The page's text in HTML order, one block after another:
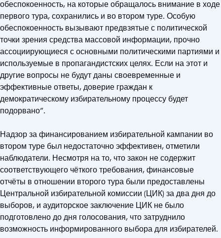
обеспокоенность, на которые обращалось внимание в ходе
первого тура, сохранились и во втором туре. Особую
обеспокоенность вызывают предвзятые с политической
точки зрения средства массовой информации, прочно
ассоциирующиеся с основными политическими партиями и
используемые в пропагандистских целях. Если на этот и
другие вопросы не будут даны своевременные и
эффективные ответы, доверие граждан к
демократическому избирательному процессу будет
подорвано”.
Надзор за финансированием избирательной кампании во
втором туре был недостаточно эффективен, отметили
наблюдатели. Несмотря на то, что закон не содержит
соответствующего чёткого требования, финансовые
отчёты в отношении второго тура были предоставлены
Центральной избирательной комиссии (ЦИК) за два дня до
выборов, и аудиторское заключение ЦИК не было
подготовлено до дня голосования, что затруднило
возможность информированного выбора для избирателей.